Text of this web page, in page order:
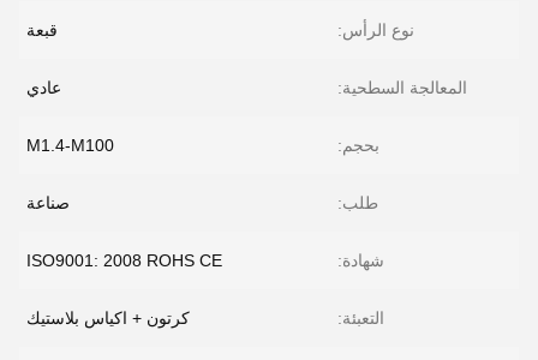
نوع الرأس: قبعة
المعالجة السطحية: عادي
بحجم: M1.4-M100
طلب: صناعة
شهادة: ISO9001: 2008 ROHS CE
التعبئة: كرتون + اكياس بلاستيك